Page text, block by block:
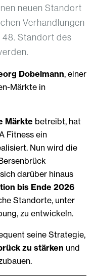
neuen Standort
Verhandlungen
Standort des
Dobelmann, einer
Märkte in
Märkte betreibt, hat
Fitness ein
Nun wird die
darüber hinaus
bis Ende 2026
Standorte, unter
zu entwickeln.
seine Strategie,
zu stärken und